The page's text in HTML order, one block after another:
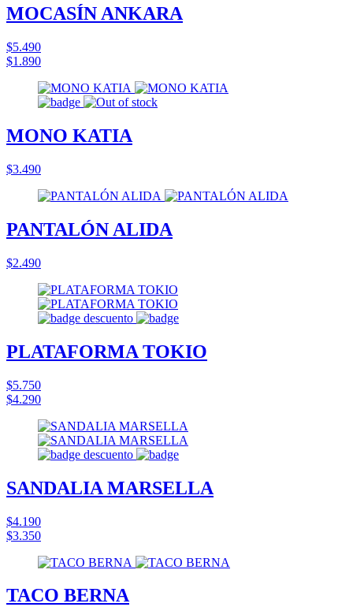
MOCASÍN ANKARA
$5.490
$1.890
MONO KATIA
$3.490
PANTALÓN ALIDA
$2.490
PLATAFORMA TOKIO
$5.750
$4.290
SANDALIA MARSELLA
$4.190
$3.350
TACO BERNA